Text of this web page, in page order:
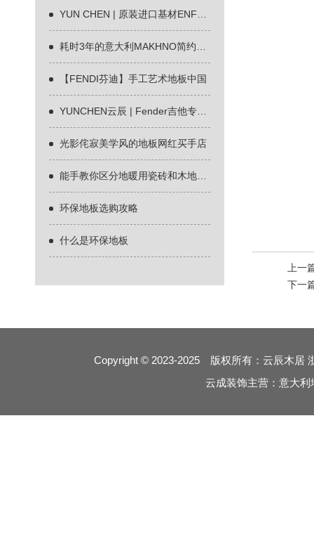
【FENDI芬迪】手工艺术地板中国
光影侘寂美学风的地板网红买手店
环保地板选购攻略
什么是环保地板
上一
下一
Copyright © 2023-2025 版权所有：云辰木居
云成装饰主营：意大